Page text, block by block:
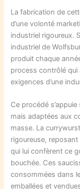
La fabrication de
d’une volonté
industriel rigoureux.
industriel de
produit chaque
process contrôlé qui
exigences d’une
Ce procédé
mais adaptées aux
masse. La
rigoureuse, reposant
qui lui confèrent ce
bouchée. Ces
consommées dans
emballées et